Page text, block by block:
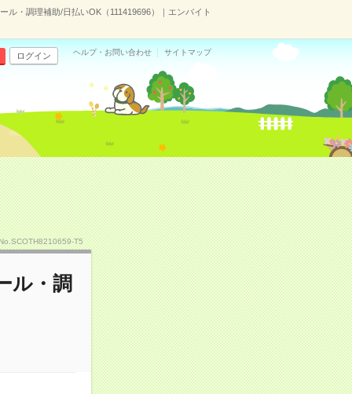
ル・調理補助/日払いOK（111419696）｜エンバイト
ログイン ヘルプ・お問い合わせ サイトマップ
T5
ル・調